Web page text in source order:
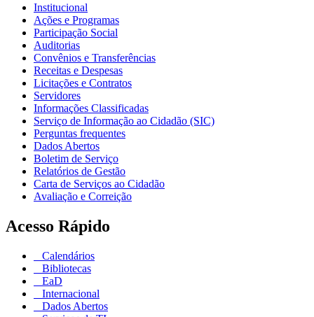
Institucional
Ações e Programas
Participação Social
Auditorias
Convênios e Transferências
Receitas e Despesas
Licitações e Contratos
Servidores
Informações Classificadas
Serviço de Informação ao Cidadão (SIC)
Perguntas frequentes
Dados Abertos
Boletim de Serviço
Relatórios de Gestão
Carta de Serviços ao Cidadão
Avaliação e Correição
Acesso Rápido
Calendários
Bibliotecas
EaD
Internacional
Dados Abertos